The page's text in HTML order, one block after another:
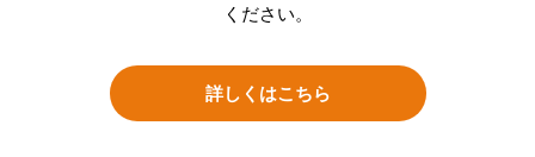
ください。
詳しくはこちら